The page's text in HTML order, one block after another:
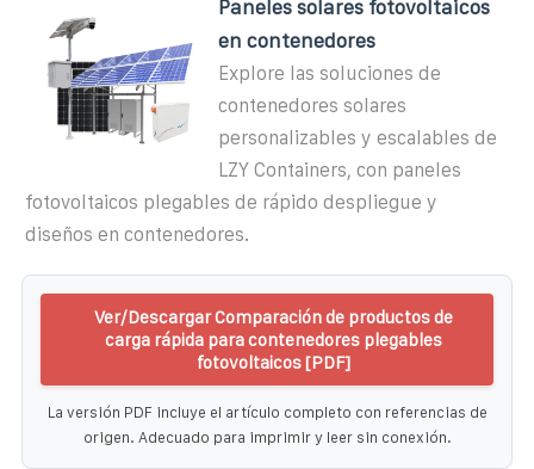
Paneles solares fotovoltaicos
en contenedores
Explore las soluciones de
contenedores solares
personalizables y escalables de
LZY Containers, con paneles
fotovoltaicos plegables de rápido despliegue y
diseños en contenedores.
Ver/Descargar Comparación de productos de
carga rápida para contenedores plegables
fotovoltaicos [PDF]
La versión PDF incluye el artículo completo con referencias de
origen. Adecuado para imprimir y leer sin conexión.